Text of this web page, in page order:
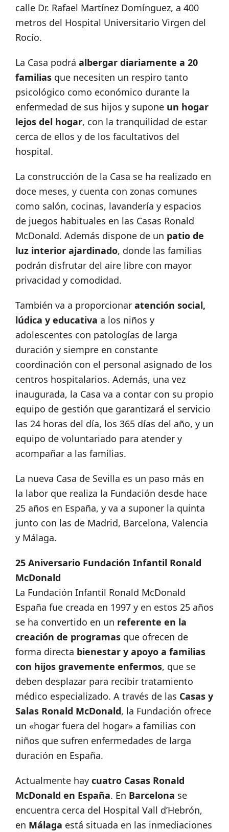
calle Dr. Rafael Martínez Domínguez, a 400
metros del Hospital Universitario Virgen del
Rocío.
La Casa podrá albergar diariamente a 20
familias que necesiten un respiro tanto
psicológico como económico durante la
enfermedad de sus hijos y supone un hogar
lejos del hogar, con la tranquilidad de estar
cerca de ellos y de los facultativos del
hospital.
La construcción de la Casa se ha realizado en
doce meses, y cuenta con zonas comunes
como salón, cocinas, lavandería y espacios
de juegos habituales en las Casas Ronald
McDonald. Además dispone de un patio de
luz interior ajardinado, donde las familias
podrán disfrutar del aire libre con mayor
privacidad y comodidad.
También va a proporcionar atención social,
lúdica y educativa a los niños y
adolescentes con patologías de larga
duración y siempre en constante
coordinación con el personal asignado de los
centros hospitalarios. Además, una vez
inaugurada, la Casa va a contar con su propio
equipo de gestión que garantizará el servicio
las 24 horas del día, los 365 días del año, y un
equipo de voluntariado para atender y
acompañar a las familias.
La nueva Casa de Sevilla es un paso más en
la labor que realiza la Fundación desde hace
25 años en España, y va a suponer la quinta
junto con las de Madrid, Barcelona, Valencia
y Málaga.
25 Aniversario Fundación Infantil Ronald
McDonald
La Fundación Infantil Ronald McDonald
España fue creada en 1997 y en estos 25 años
se ha convertido en un referente en la
creación de programas que ofrecen de
forma directa bienestar y apoyo a familias
con hijos gravemente enfermos, que se
deben desplazar para recibir tratamiento
médico especializado. A través de las Casas y
Salas Ronald McDonald, la Fundación ofrece
un «hogar fuera del hogar» a familias con
niños que sufren enfermedades de larga
duración en España.
Actualmente hay cuatro Casas Ronald
McDonald en España. En Barcelona se
encuentra cerca del Hospital Vall d’Hebrón,
en Málaga está situada en las inmediaciones